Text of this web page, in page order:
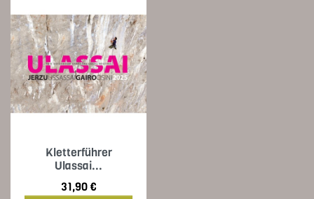
Kletterführer
Ulassai...
Preis
31,90 €